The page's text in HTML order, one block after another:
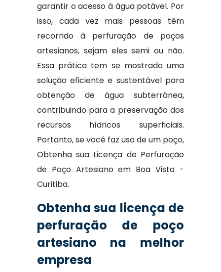
garantir o acesso à água potável. Por
isso, cada vez mais pessoas têm
recorrido à perfuração de poços
artesianos, sejam eles semi ou não.
Essa prática tem se mostrado uma
solução eficiente e sustentável para
obtenção de água subterrânea,
contribuindo para a preservação dos
recursos hídricos superficiais.
Portanto, se você faz uso de um poço,
Obtenha sua Licença de Perfuração
de Poço Artesiano em Boa Vista -
Curitiba.
Obtenha sua licença de
perfuração de poço
artesiano na melhor
empresa